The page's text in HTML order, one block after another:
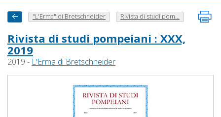
"L'Erma" di Bretschneider Rivista di studi pom...
Rivista di studi pompeiani : XXX,
2019
2019 - L'Erma di Bretschneider